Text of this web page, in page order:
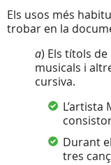
Els usos més
trobar en la
a) Els títols
musicals i
cursiva.
L’artista
Durant
tres